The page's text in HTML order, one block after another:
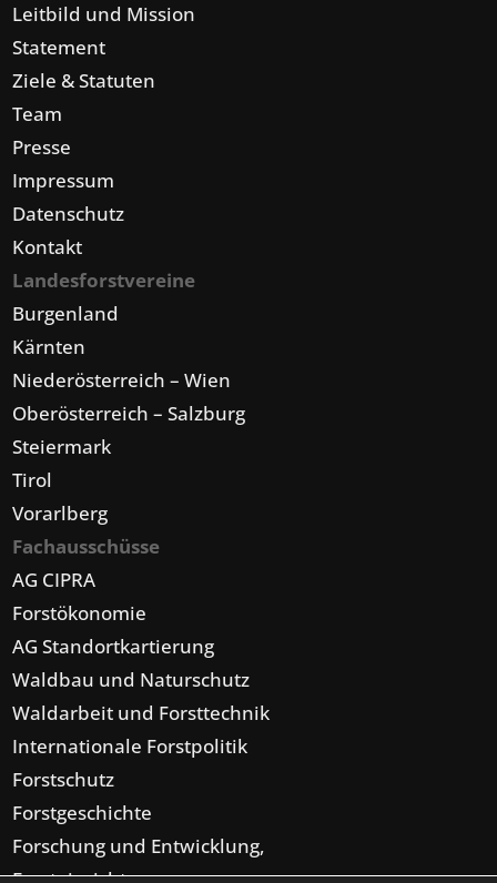
Leitbild und Mission
Statement
Ziele & Statuten
Team
Presse
Impressum
Datenschutz
Kontakt
Landesforstvereine
Burgenland
Kärnten
Niederösterreich – Wien
Oberösterreich – Salzburg
Steiermark
Tirol
Vorarlberg
Fachausschüsse
AG CIPRA
Forstökonomie
AG Standortkartierung
Waldbau und Naturschutz
Waldarbeit und Forsttechnik
Internationale Forstpolitik
Forstschutz
Forstgeschichte
Forschung und Entwicklung,